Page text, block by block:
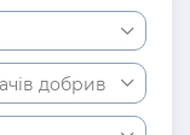
добрив